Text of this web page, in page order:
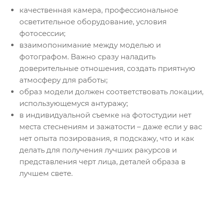
качественная камера, профессиональное
осветительное оборудование, условия
фотосессии;
взаимопонимание между моделью и
фотографом. Важно сразу наладить
доверительные отношения, создать приятную
атмосферу для работы;
образ модели должен соответствовать локации,
использующемуся антуражу;
в индивидуальной съемке на фотостудии нет
места стеснениям и зажатости – даже если у вас
нет опыта позирования, я подскажу, что и как
делать для получения лучших ракурсов и
представления черт лица, деталей образа в
лучшем свете.